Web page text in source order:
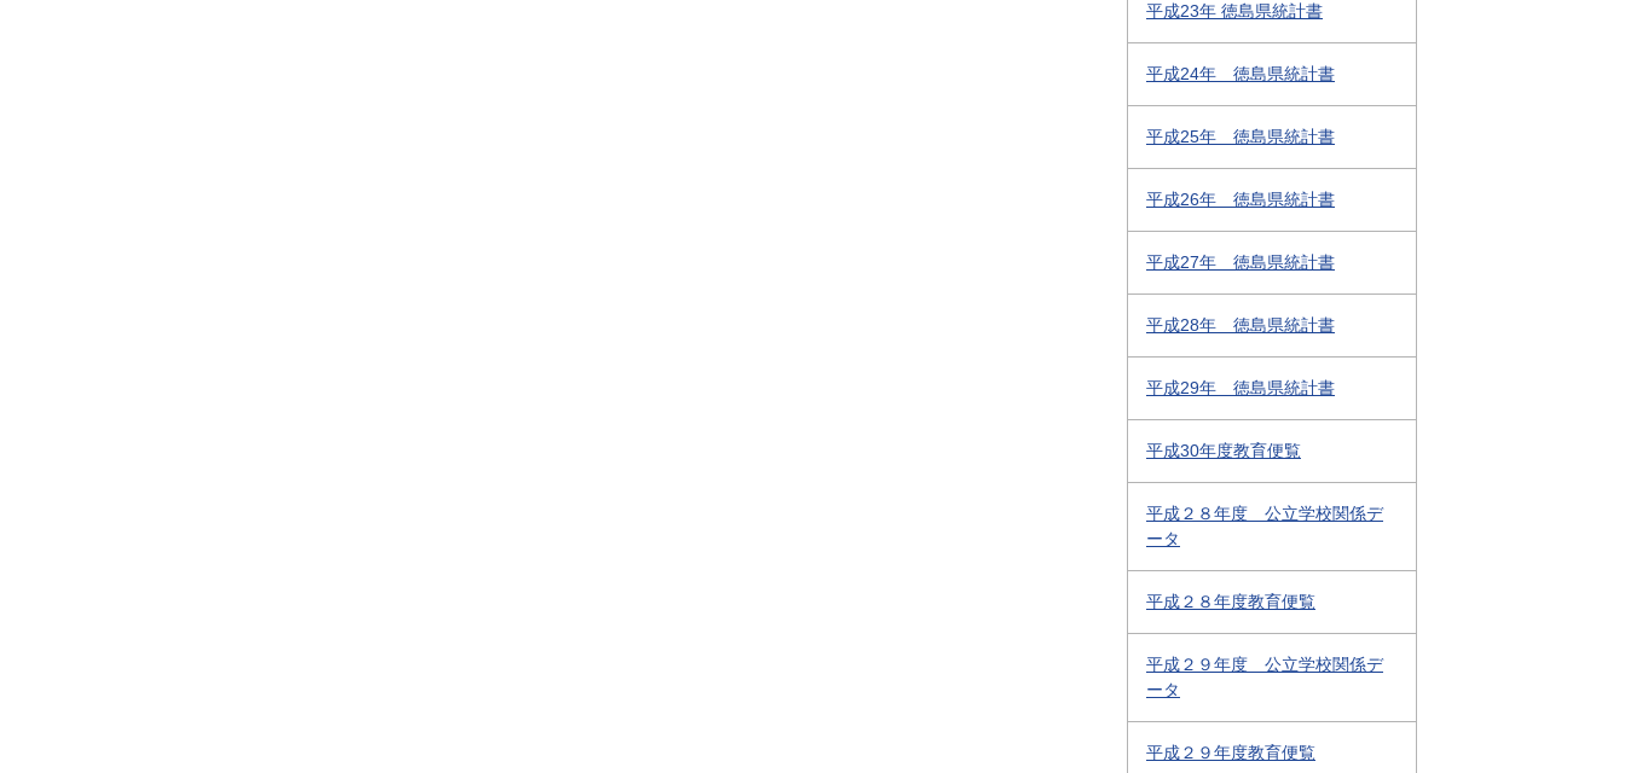
平成23年 徳島県統計書
平成24年 徳島県統計書
平成25年 徳島県統計書
平成26年 徳島県統計書
平成27年 徳島県統計書
平成28年 徳島県統計書
平成29年 徳島県統計書
平成30年度教育便覧
平成２８年度 公立学校関係デ
ータ
平成２８年度教育便覧
平成２９年度 公立学校関係デ
ータ
平成２９年度教育便覧